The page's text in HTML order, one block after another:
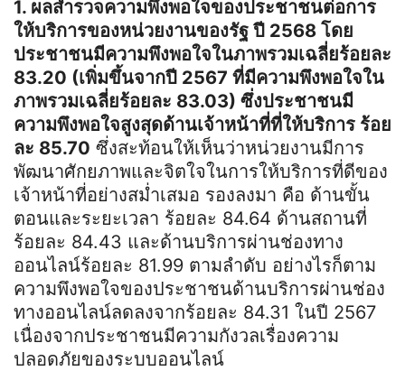
1. ผลสำรวจความพึงพอใจของประชาชนต่อการ
ให้บริการของหน่วยงานของรัฐ ปี 2568 โดย
ประชาชนมีความพึงพอใจในภาพรวมเฉลี่ยร้อยละ
83.20 (เพิ่มขึ้นจากปี 2567 ที่มีความพึงพอใจใน
ภาพรวมเฉลี่ยร้อยละ 83.03) ซึ่งประชาชนมี
ความพึงพอใจสูงสุดด้านเจ้าหน้าที่ที่ให้บริการ ร้อย
ละ 85.70 ซึ่งสะท้อนให้เห็นว่าหน่วยงานมีการ
พัฒนาศักยภาพและจิตใจในการให้บริการที่ดีของ
เจ้าหน้าที่อย่างสม่ำเสมอ รองลงมา คือ ด้านขั้น
ตอนและระยะเวลา ร้อยละ 84.64 ด้านสถานที่
ร้อยละ 84.43 และด้านบริการผ่านช่องทาง
ออนไลน์ร้อยละ 81.99 ตามลำดับ อย่างไรก็ตาม
ความพึงพอใจของประชาชนด้านบริการผ่านช่อง
ทางออนไลน์ลดลงจากร้อยละ 84.31 ในปี 2567
เนื่องจากประชาชนมีความกังวลเรื่องความ
ปลอดภัยของระบบออนไลน์